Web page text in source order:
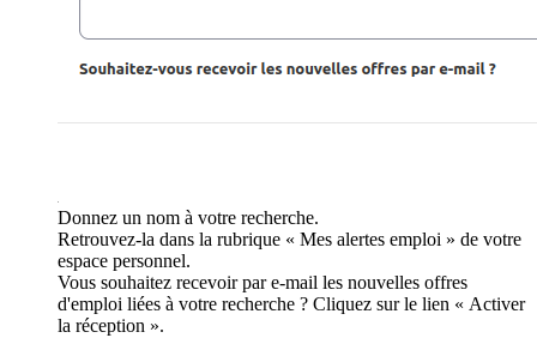
Donnez un nom à votre recherche.
Retrouvez-la dans la rubrique « Mes alertes emploi » de votre
espace personnel.
Vous souhaitez recevoir par e-mail les nouvelles offres
d'emploi liées à votre recherche ? Cliquez sur le lien « Activer
la réception ».